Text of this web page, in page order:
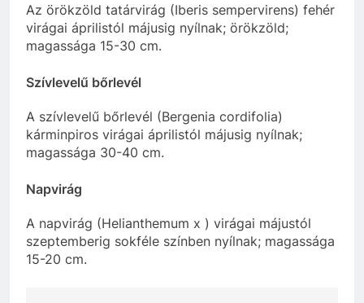
Az örökzöld tatárvirág (Iberis sempervirens) fehér
virágai áprilistól májusig nyílnak; örökzöld;
magassága 15-30 cm.
Szívlevelű bőrlevél
A szívlevelű bőrlevél (Bergenia cordifolia)
kárminpiros virágai áprilistól májusig nyílnak;
magassága 30-40 cm.
Napvirág
A napvirág (Helianthemum x ) virágai májustól
szeptemberig sokféle színben nyílnak; magassága
15-20 cm.